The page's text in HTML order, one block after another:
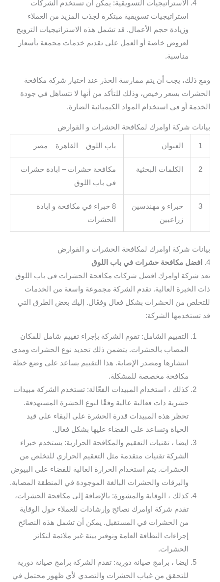
الاستراتيجيات التسويقية: يمكن أن تستخدم الشركات
استراتيجيات تسويقية مبتكرة لجذب المزيد من العملاء
وزيادة حجم الأعمال. قد تشمل هذه الاستراتيجيات الترويج
لعروض خاصة أو العمل على تقديم خدمات مجمعة بأسعار
مناسبة.
ومع ذلك، يجب أن يتم ممارسة الحذر عند اختيار شركة مكافحة
الحشرات بسعر رخيص، وذلك للتأكد من أنها لا تتساهل في جودة
الخدمة أو في استخدام المواد الكيميائية الضارة.
بيانات شركة اوامرك لمكافحة الحشرات و القوارض
1 العنوان باب اللوق – القاهرة – مصر
2 الكلمات البحثية
مكافحة حشرات – ابادة حشرات
في باب اللوق
3
خبراء و مهندسين
زراعيين
8 خبراء في مكافحة و ابادة
الحشرات
بيانات شركة اوامرك لمكافحة الحشرات و القوارض
4.
افضل مكافحة حشرات في باب اللوق
تعد شركة اوامرك افضل شركات مكافحة الحشرات في باب اللوق
ذات الخبرة العالية. تقدم الشركة مجموعة واسعة من الخدمات
للتخلص من الحشرات بشكل فعال وفعّال. إليك بعض الطرق التي
قد تستخدمها الشركة:
التقييم الشامل: تقوم الشركة بإجراء تقييم شامل للمكان
المصاب بالحشرات. يتضمن ذلك تحديد نوع الحشرات ومدى
انتشارها ومصدر الإصابة. هذا التقييم يساعد على وضع خطة
مكافحة مخصصة للمشكلة.
كذلك ، استخدام المبيدات الفعّالة: تستخدم الشركة مبيدات
حشرية ذات فعالية عالية وفقًا لنوع الحشرة المستهدفة.
تحظر هذه المبيدات قدرة الحشرة على البقاء على قيد
الحياة وتساعد على القضاء عليها بشكل فعال.
ايضا ، تقنيات التعقيم والمكافحة الحرارية: يستخدم خبراء
الشركة تقنيات متقدمة مثل التعقيم الحراري للتخلص من
الحشرات. يتم استخدام الحرارة العالية للقضاء على البيوض
واليرقات والحشرات البالغة الموجودة في المنطقة المصابة.
كذلك ، الوقاية والمشورة: بالإضافة إلى مكافحة الحشرات،
تقدم شركة اوامرك نصائح وإرشادات للعملاء حول الوقاية
من الحشرات في المستقبل. يمكن أن تشمل هذه النصائح
إجراءات النظافة العامة وتوفير بيئة غير ملائمة لتكاثر
الحشرات.
ايضا ، برامج صيانة دورية: تقدم الشركة برامج صيانة دورية
للتحقق من غياب الحشرات والتصدي لأي ظهور محتمل في